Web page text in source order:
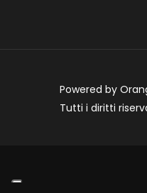
Powered by
Tutti i diritti